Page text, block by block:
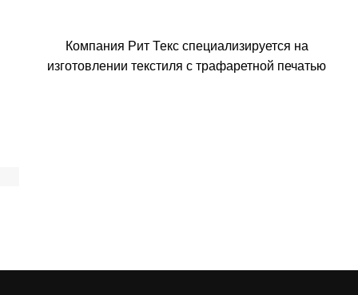
Компания Рит Текс специализируется на
изготовлении текстиля с трафаретной печатью